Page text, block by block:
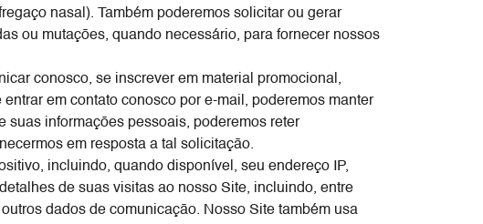
nasal). Também poderemos solicitar ou gerar
ou mutações, quando necessário, para fornecer nossos
conosco, se inscrever em material promocional,
em contato conosco por e-mail, poderemos manter
suas informações pessoais, poderemos reter
em resposta a tal solicitação.
incluindo, quando disponível, seu endereço IP,
de suas visitas ao nosso Site, incluindo, entre
dados de comunicação. Nosso Site também usa